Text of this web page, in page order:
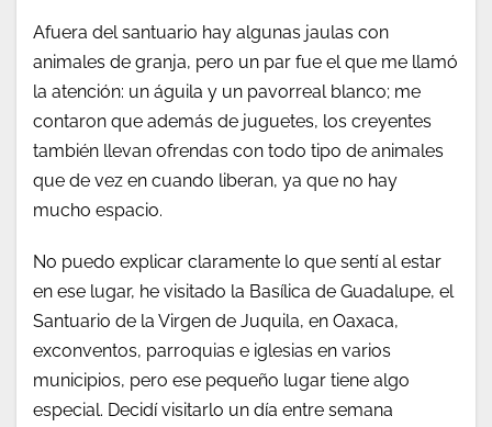
Afuera del santuario hay algunas jaulas con
animales de granja, pero un par fue el que me llamó
la atención: un águila y un pavorreal blanco; me
contaron que además de juguetes, los creyentes
también llevan ofrendas con todo tipo de animales
que de vez en cuando liberan, ya que no hay
mucho espacio.
No puedo explicar claramente lo que sentí al estar
en ese lugar, he visitado la Basílica de Guadalupe, el
Santuario de la Virgen de Juquila, en Oaxaca,
exconventos, parroquias e iglesias en varios
municipios, pero ese pequeño lugar tiene algo
especial. Decidí visitarlo un día entre semana